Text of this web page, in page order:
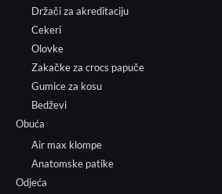
Držači za akreditaciju
Cekeri
Olovke
Zakačke za crocs papuče
Gumice za kosu
Bedževi
Obuća
Air max klompe
Anatomske patike
Odjeća